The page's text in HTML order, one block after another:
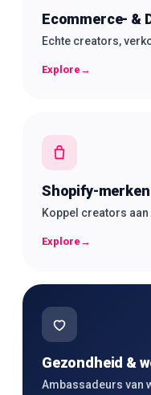
Ecommerce- &
Echte creators,
Explore →
Shopify-merken
Koppel creators
Explore →
Gezondheid &
Ambassadeurs van